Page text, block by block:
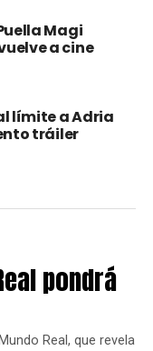
Potter Daniel
actualmente
también
en The
sacudirse la
últimos años,
bien
Magi
a cine
límite a Adria
tráiler
pondrá
Real, que revela